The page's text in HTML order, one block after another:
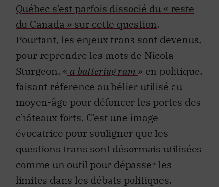
Québec s’est parfois dissocié du « reste
du Canada » sur cette question.
Pourtant, les enjeux trans sont devenus,
pour reprendre les mots de Nicola
Sturgeon, « a battering ram » en politique,
faisant référence au bélier utilisé au
moyen-âge pour défoncer les portes des
châteaux forts. C’est une image
évocatrice pour souligner que les
questions trans sont désormais utilisées
comme un outil pour dépasser les
limites dans les débats politiques.